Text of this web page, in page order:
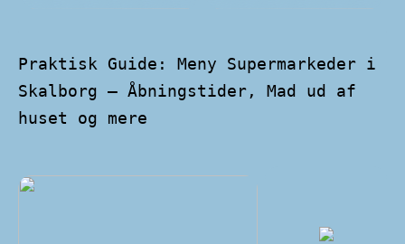
Praktisk Guide: Meny Supermarkeder i
Skalborg – Åbningstider, Mad ud af
huset og mere